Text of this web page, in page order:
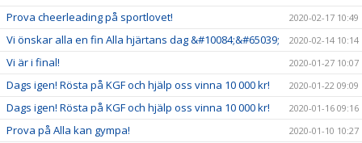
Prova cheerleading på sportlovet! 2020-02-17 10:49
Vi önskar alla en fin Alla hjärtans dag &#10084;&#65039; 2020-02-14 10:14
Vi är i final! 2020-01-27 10:07
Dags igen! Rösta på KGF och hjälp oss vinna 10 000 kr! 2020-01-22 09:09
Dags igen! Rösta på KGF och hjälp oss vinna 10 000 kr! 2020-01-16 09:16
Prova på Alla kan gympa! 2020-01-10 10:27